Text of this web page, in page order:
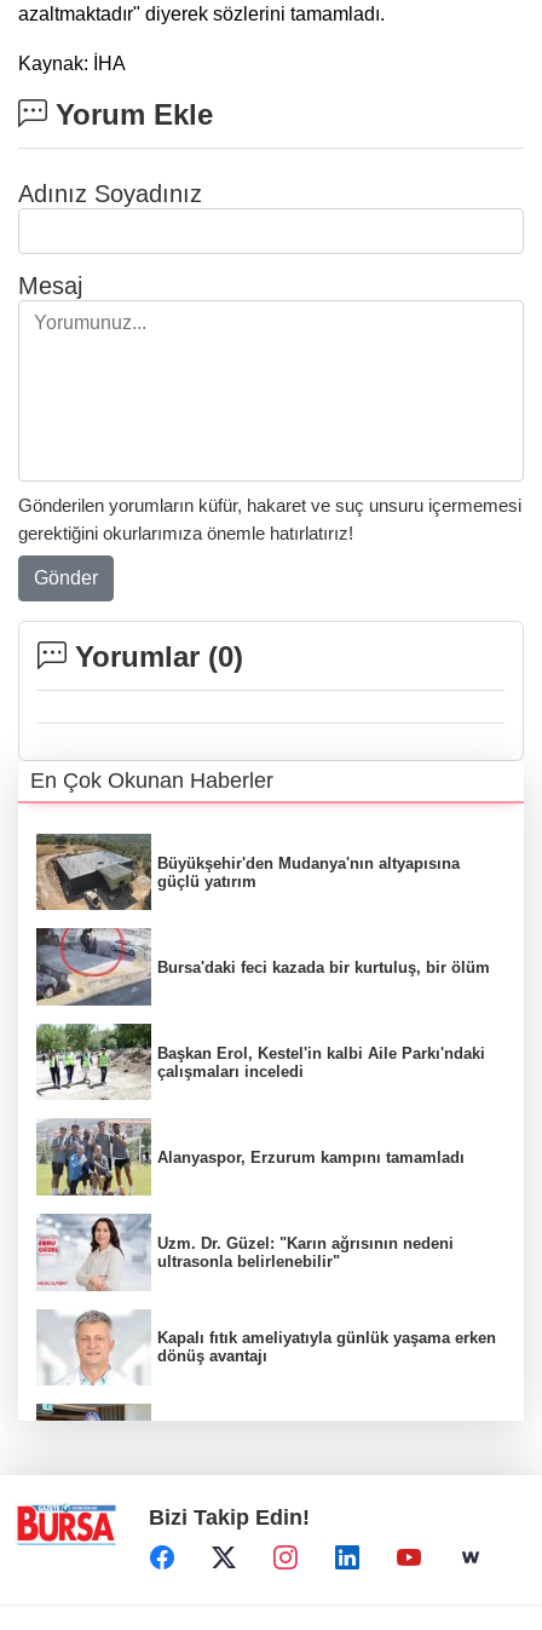
azaltmaktadır" diyerek sözlerini tamamladı.
Kaynak: İHA
Yorum Ekle
Adınız Soyadınız
Mesaj
Gönderilen yorumların küfür, hakaret ve suç unsuru içermemesi
gerektiğini okurlarımıza önemle hatırlatırız!
Gönder
Yorumlar (0)
En Çok Okunan Haberler
Büyükşehir'den Mudanya'nın altyapısına
güçlü yatırım
Bursa'daki feci kazada bir kurtuluş, bir ölüm
Başkan Erol, Kestel'in kalbi Aile Parkı'ndaki
çalışmaları inceledi
Alanyaspor, Erzurum kampını tamamladı
Uzm. Dr. Güzel: "Karın ağrısının nedeni
ultrasonla belirlenebilir"
Kapalı fıtık ameliyatıyla günlük yaşama erken
dönüş avantajı
Bizi Takip Edin!